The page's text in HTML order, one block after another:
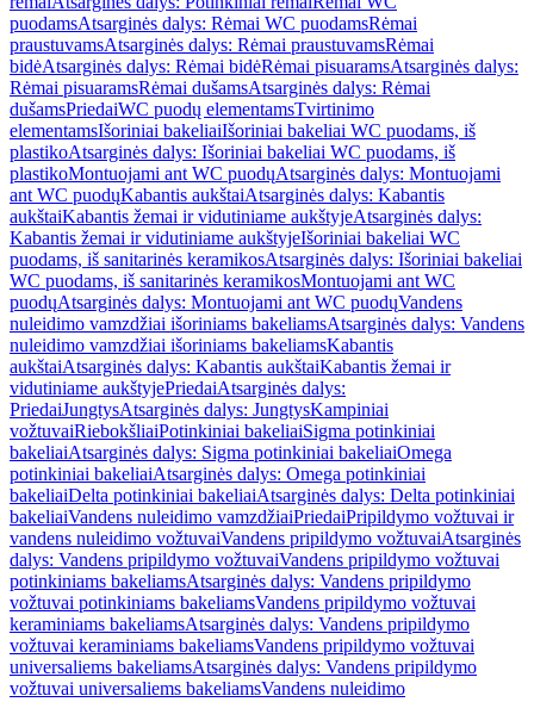
puodamsAtsarginės dalys: Rėmai WC puodamsRėmai
praustuvamsAtsarginės dalys: Rėmai praustuvamsRėmai
bidėAtsarginės dalys: Rėmai bidėRėmai pisuaramsAtsarginės dalys:
Rėmai pisuaramsRėmai dušamsAtsarginės dalys: Rėmai
dušamsPriedaiWC puodų elementamsTvirtinimo
elementamsIšoriniai bakeliaiIšoriniai bakeliai WC puodams, iš
plastikoAtsarginės dalys: Išoriniai bakeliai WC puodams, iš
plastikoMontuojami ant WC puodųAtsarginės dalys: Montuojami
ant WC puodųKabantis aukštaiAtsarginės dalys: Kabantis
aukštaiKabantis žemai ir vidutiniame aukštyjeAtsarginės dalys:
Kabantis žemai ir vidutiniame aukštyjeIšoriniai bakeliai WC
puodams, iš sanitarinės keramikosAtsarginės dalys: Išoriniai bakeliai
WC puodams, iš sanitarinės keramikosMontuojami ant WC
puodųAtsarginės dalys: Montuojami ant WC puodųVandens
nuleidimo vamzdžiai išoriniams bakeliamsAtsarginės dalys: Vandens
nuleidimo vamzdžiai išoriniams bakeliamsKabantis
aukštaiAtsarginės dalys: Kabantis aukštaiKabantis žemai ir
vidutiniame aukštyjePriedaiAtsarginės dalys:
PriedaiJungtysAtsarginės dalys: JungtysKampiniai
vožtuvaiRiebokšliaiPotinkiniai bakeliaiSigma potinkiniai
bakeliaiAtsarginės dalys: Sigma potinkiniai bakeliaiOmega
potinkiniai bakeliaiAtsarginės dalys: Omega potinkiniai
bakeliaiDelta potinkiniai bakeliaiAtsarginės dalys: Delta potinkiniai
bakeliaiVandens nuleidimo vamzdžiaiPriedaiPripildymo vožtuvai ir
vandens nuleidimo vožtuvaiVandens pripildymo vožtuvaiAtsarginės
dalys: Vandens pripildymo vožtuvaiVandens pripildymo vožtuvai
potinkiniams bakeliamsAtsarginės dalys: Vandens pripildymo
vožtuvai potinkiniams bakeliamsVandens pripildymo vožtuvai
keraminiams bakeliamsAtsarginės dalys: Vandens pripildymo
vožtuvai keraminiams bakeliamsVandens pripildymo vožtuvai
universaliems bakeliamsAtsarginės dalys: Vandens pripildymo
vožtuvai universaliems bakeliamsVandens nuleidimo